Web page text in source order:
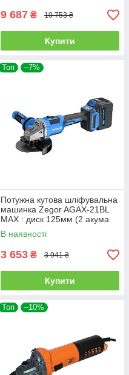
9 687 ₴ 10 753 ₴
Купити
Топ –7%
Потужна кутова шліфувальна
машинка Zegor AGAX-21BL
MAX : диск 125мм (2 акума
21В 6 ампер)
В наявності
3 653 ₴ 3 941 ₴
Купити
Топ –10%